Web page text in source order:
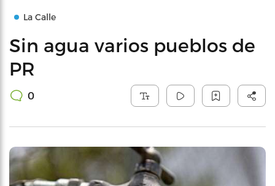
La Calle
Sin agua varios pueblos de
PR
0